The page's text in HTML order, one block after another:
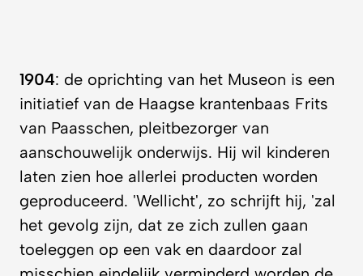
1904: de oprichting van het Museon is een
initiatief van de Haagse krantenbaas Frits
van Paasschen, pleitbezorger van
aanschouwelijk onderwijs. Hij wil kinderen
laten zien hoe allerlei producten worden
geproduceerd. 'Wellicht', zo schrijft hij, 'zal
het gevolg zijn, dat ze zich zullen gaan
toeleggen op een vak en daardoor zal